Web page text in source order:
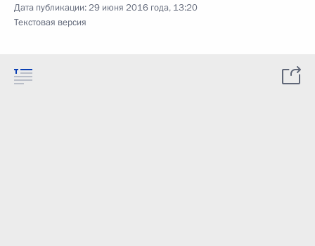
Дата публикации:29 июня 2016 года, 13:20
Текстовая версия